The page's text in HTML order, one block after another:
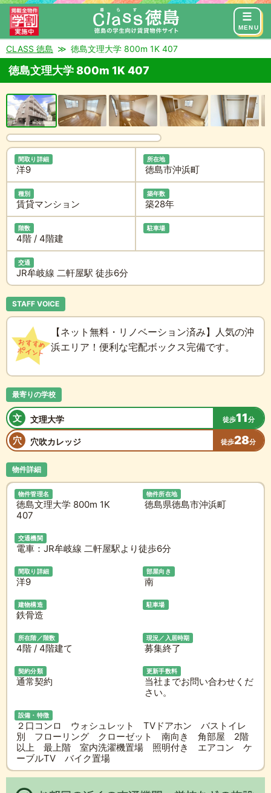
MENU
来店予約 お問い合わせ
CLASS 徳島 徳島文理大学 800m 1K 407
徳島文理大学 800m 1K 407
間取り詳細
洋9
所在地
徳島市沖浜町
種別
賃貸マンション
築年数
築28年
階数
4階 / 4階建
駐車場
交通
JR牟岐線 二軒屋駅 徒歩6分
STAFF VOICE
【ネット無料・リノベーション済み】人気の沖
浜エリア！便利な宅配ボックス完備です。
最寄りの学校
文 文理大学 徒歩11分
穴 穴吹カレッジ 徒歩28分
物件詳細
物件管理名
徳島文理大学 800m 1K
407
物件所在地
徳島県徳島市沖浜町
交通機関
電車：JR牟岐線 二軒屋駅より徒歩6分
間取り詳細
洋9
部屋向き
南
建物構造
鉄骨造
駐車場
所在階／階数
4階 / 4階建て
現況／入居時期
募集終了
契約分類
通常契約
更新手数料
当社までお問い合わせくだ
さい。
設備・特徴
２口コンロ ウォシュレット TVドアホン バストイレ
別 フローリング クローゼット 南向き 角部屋 2階
以上 最上階 室内洗濯機置場 照明付き エアコン ケ
ーブルTV バイク置場